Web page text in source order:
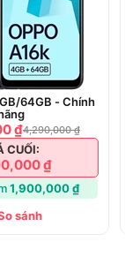
64GB - Chính
₫4,290,000 ₫
CUỐI:
₫
1,900,000 ₫
sánh